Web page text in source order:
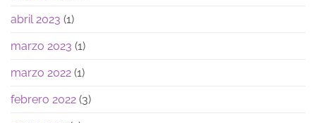
abril 2023 (1)
marzo 2023 (1)
marzo 2022 (1)
febrero 2022 (3)